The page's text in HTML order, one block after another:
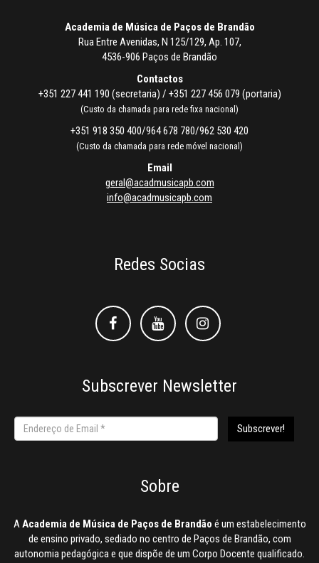
Academia de Música de Paços de Brandão
Rua Entre Avenidas, N 125/129, Ap. 107,
4536-906 Paços de Brandão
Contactos
+351 227 441 190 (secretaria) / +351 227 456 079 (portaria)
(Custo da chamada para rede fixa nacional)
+351 918 350 400/964 678 780/962 530 420
(Custo da chamada para rede móvel nacional)
Email
geral@acadmusicapb.com
info@acadmusicapb.com
Redes Socias
FacebookFacebookInstagram
Subscrever Newsletter
Sobre
AAcademia de Música de Paços de Brandão é um estabelecimento
de ensino privado, sediado no centro de Paços de Brandão, com
autonomia pedagógica e que dispõe de um Corpo Docente qualificado.